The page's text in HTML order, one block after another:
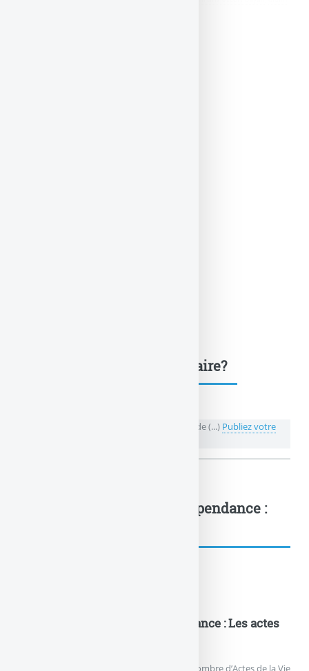
Une question, un commentaire?
💬 Réagir à cet article La définiton du degré de (...) Publiez votre
La définiton du degré de dépendance :
La définiton du degré de dépendance : Les actes
Le niveau de dépendance est défini par la nombre d’Actes de la Vie